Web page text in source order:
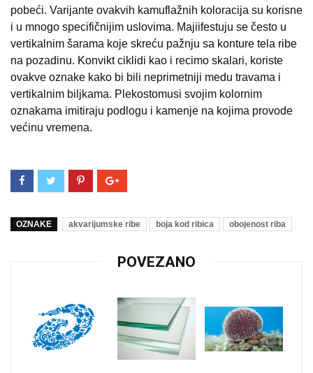
pobeći. Varijante ovakvih kamuflažnih koloracija su korisne
i u mnogo specifičnijim uslovima. Majiifestuju se često u
vertikalnim šarama koje skreću pažnju sa konture tela ribe
na pozadinu. Konvikt ciklidi kao i recimo skalari, koriste
ovakve oznake kako bi bili neprimetniji medu travama i
vertikalnim biljkama. Plekostomusi svojim kolornim
oznakama imitiraju podlogu i kamenje na kojima provode
većinu vremena.
OZNAKE akvarijumske ribe boja kod ribica obojenost riba
POVEZANO